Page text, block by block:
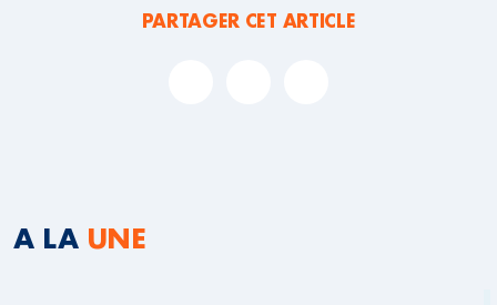
PARTAGER CET ARTICLE
A LA UNE